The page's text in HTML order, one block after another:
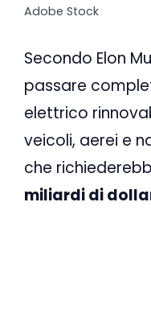
Adobe Stock
Secondo Elon
passare
elettrico
veicoli, aerei e
che
miliardi di